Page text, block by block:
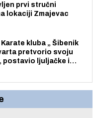
prvi stručni
lokaciji Zmajevac
kluba „ Šibenik
pretvorio svoju
postavio ljuljačke i